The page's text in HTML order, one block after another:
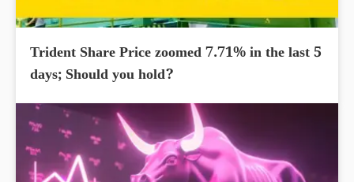
Trident Share Price zoomed 7.71% in the last 5
days; Should you hold?